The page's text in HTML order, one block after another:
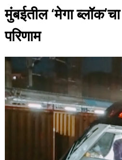
मुंबईतील ‘मेगा
परिणाम